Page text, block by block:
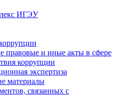
ИГЭУ
правовые и иные акты в сфере
коррупции
экспертиза
материалы
связанных с